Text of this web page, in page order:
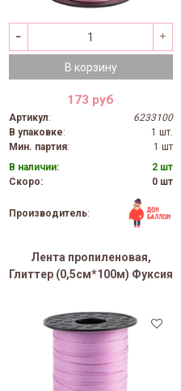
В корзину
173 руб
Артикул:
6233100
В упаковке:
1 шт.
Мин. партия:
1 шт
В наличии:
2 шт
Скоро:
0 шт
Производитель:
Лента пропиленовая,
Глиттер (0,5см*100м) Фуксия